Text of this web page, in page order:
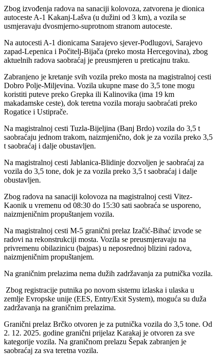
Zbog izvođenja radova na sanaciji kolovoza, zatvorena je dionica
autoceste A-1 Kakanj-Lašva (u dužini od 3 km), a vozila se
usmjeravaju dvosmjerno-suprotnom stranom autoceste.
Na autocesti A-1 dionicama Sarajevo sjever-Podlugovi, Sarajevo
zapad-Lepenica i Počitelj-Bijača (preko mosta Hercegovina), zbog
aktuelnih radova saobraćaj je preusmjeren u preticajnu traku.
Zabranjeno je kretanje svih vozila preko mosta na magistralnoj cesti
Dobro Polje-Miljevina. Vozila ukupne mase do 3,5 tone mogu
koristiti puteve preko Grepka ili Kalinovika (ima 19 km
makadamske ceste), dok teretna vozila moraju saobraćati preko
Rogatice i Ustiprače.
Na magistralnoj cesti Tuzla-Bijeljina (Banj Brdo) vozila do 3,5 t
saobraćaju jednom trakom, naizmjenično, dok je za vozila preko 3,5
t saobraćaj i dalje obustavljen.
Na magistralnoj cesti Jablanica-Blidinje dozvoljen je saobraćaj za
vozila do 3,5 tone, dok je za vozila preko 3,5 t saobraćaj i dalje
obustavljen.
Zbog radova na sanaciji kolovoza na magistralnoj cesti Vitez-
Kaonik u vremenu od 08:30 do 15:30 sati saobraća se usporeno,
naizmjeničnim propuštanjem vozila.
Na magistralnoj cesti M-5 granični prelaz Izačić-Bihać izvode se
radovi na rekonstrukciji mosta. Vozila se preusmjeravaju na
privremenu obilazinicu (bajpas) u neposrednoj blizini radova,
naizmjeničnim propuštanjem.
Na graničnim prelazima nema dužih zadržavanja za putnička vozila.
Zbog registracije putnika po novom sistemu izlaska i ulaska u
zemlje Evropske unije (EES, Entry/Exit System), moguća su duža
zadržavanja na graničnim prelazima.
Granični prelaz Brčko otvoren je za putnička vozila do 3,5 tone. Od
2. 12. 2025. godine granični prijelaz Karakaj je otvoren za sve
kategorije vozila. Na graničnom prelazu Šepak zabranjen je
saobraćaj za sva teretna vozila.